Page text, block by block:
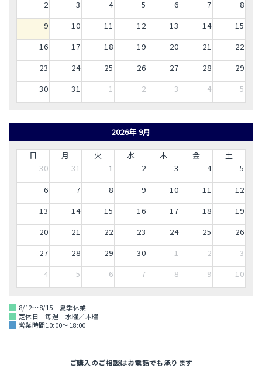
2
3 4 5 6 7
8
9
10 11 12 13 14
15
16
17 18 19 20 21
22
23
24 25 26 27 28
29
30
31 1 2 3 4 5
2026年 9月
日 月 火 水 木 金
土
30
31 1 2 3 4
5
6
7 8 9 10 11
12
13
14 15 16 17 18
19
20
21 22 23 24 25
26
27
28 29 30 1 2
3
4
5 6 7 8 9 10
8/12～8/15 夏季休業
定休日 毎週 水曜／木曜
営業時間10:00～18:00
ご購入のご相談はお電話でも承ります